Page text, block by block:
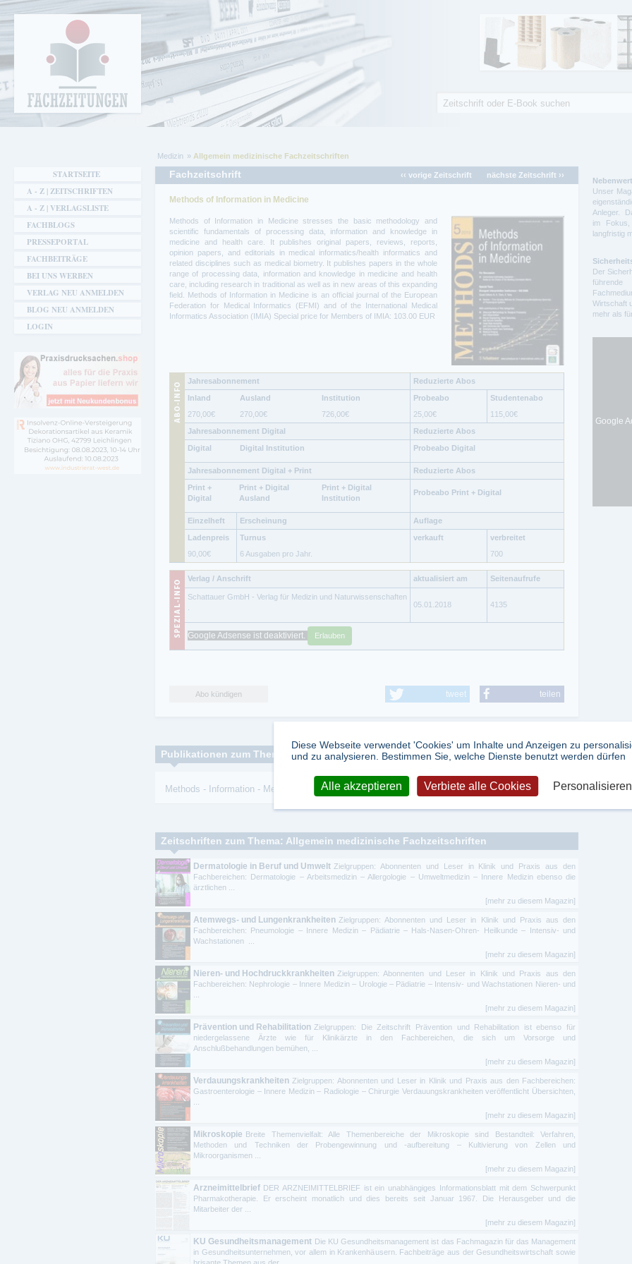
Fachzeitungen.de - Das unabhängige Portal
für Fachmagazine Fachpublikationen &
eBooks
Sie sind hier
Medizin Allgemein medizinische Fachzeitschriften
Fachzeitschrift ‹‹ vorige Zeitschrift nächste Zeitschrift ››
Methods of Information in Medicine
Methods of Information in Medicine stresses the basic methodology and
scientific fundamentals of processing data, information and knowledge in
medicine and health care. It publishes original papers, reviews, reports,
opinion papers, and editorials in medical informatics/health informatics and
related disciplines such as medical biometry. It publishes papers in the whole
range of processing data, information and knowledge in medicine and health
care, including research in traditional as well as in new areas of this expanding
field. Methods of Information in Medicine is an official journal of the European
Federation for Medical Informatics (EFMI) and of the International Medical
Informatics Association (IMIA) Special price for Members of IMIA: 103.00 EUR
Jahresabonnement
Reduzierte Abos
Inland
Ausland Institution Probeabo
Studentenabo
270,00€ 270,00€ 726,00€ 25,00€ 115,00€
Jahresabonnement Digital
Reduzierte Abos
Digital
Digital Institution Probeabo Digital
Jahresabonnement Digital + Print
Reduzierte Abos
Print +
Digital
Print + Digital
Ausland
Print + Digital
Institution
Probeabo Print + Digital
Einzelheft Erscheinung
Auflage
Ladenpreis
Turnus verkauft
verbreitet
90,00€ 6 Ausgaben pro Jahr. 700
Verlag / Anschrift aktualisiert am Seitenaufrufe
Schattauer GmbH - Verlag für Medizin und Naturwissenschaften
05.01.2018 4135
Google Adsense ist deaktiviert. Erlauben
Abo kündigen tweet teilen
Publikationen zum Thema:
Methods - Information - Medicine
Zeitschriften zum Thema: Allgemein medizinische Fachzeitschriften
Dermatologie in Beruf und Umwelt Zielgruppen: Abonnenten und Leser in Klinik und Praxis aus den
Fachbereichen: Dermatologie – Arbeitsmedizin – Allergologie – Umweltmedizin – Innere Medizin ebenso die
ärztlichen ...
[mehr zu diesem Magazin]
Atemwegs- und Lungenkrankheiten Zielgruppen: Abonnenten und Leser in Klinik und Praxis aus den
Fachbereichen: Pneumologie – Innere Medizin – Pädiatrie – Hals-Nasen-Ohren- Heilkunde – Intensiv- und
Wachstationen ...
[mehr zu diesem Magazin]
Nieren- und Hochdruckkrankheiten Zielgruppen: Abonnenten und Leser in Klinik und Praxis aus den
Fachbereichen: Nephrologie – Innere Medizin – Urologie – Pädiatrie – Intensiv- und Wachstationen Nieren- und
[mehr zu diesem Magazin]
Prävention und Rehabilitation Zielgruppen: Die Zeitschrift Prävention und Rehabilitation ist ebenso für
niedergelassene Ärzte wie für Klinikärzte in den Fachbereichen, die sich um Vorsorge und
Anschlußbehandlungen bemühen, ...
[mehr zu diesem Magazin]
Verdauungskrankheiten Zielgruppen: Abonnenten und Leser in Klinik und Praxis aus den Fachbereichen:
Gastroenterologie – Innere Medizin – Radiologie – Chirurgie Verdauungskrankheiten veröffentlicht Übersichten,
[mehr zu diesem Magazin]
Mikroskopie Breite Themenvielfalt: Alle Themenbereiche der Mikroskopie sind Bestandteil: Verfahren,
Methoden und Techniken der Probengewinnung und -aufbereitung – Kultivierung von Zellen und
Mikroorganismen ...
[mehr zu diesem Magazin]
Arzneimittelbrief DER ARZNEIMITTELBRIEF ist ein unabhängiges Informationsblatt mit dem Schwerpunkt
Pharmakotherapie. Er erscheint monatlich und dies bereits seit Januar 1967. Die Herausgeber und die
Mitarbeiter der ...
[mehr zu diesem Magazin]
KU Gesundheitsmanagement Die KU Gesundheitsmanagement ist das Fachmagazin für das Management
in Gesundheitsunternehmen, vor allem in Krankenhäusern. Fachbeiträge aus der Gesundheitswirtschaft sowie
STARTSEITE
A - Z | ZEITSCHRIFTEN
A - Z | VERLAGSLISTE
FACHBLOGS
PRESSEPORTAL
FACHBEITRÄGE
BEI UNS WERBEN
VERLAG NEU ANMELDEN
BLOG NEU ANMELDEN
LOGIN
Unser
Anleger.
im
langfristig
Der
führende
Wirtschaft
mehr als
Google
Diese Webseite verwendet 'Cookies' um Inhalte und Anzeigen zu
und zu analysieren. Bestimmen Sie, welche Dienste benutzt werden dürfen
Alle akzeptieren Verbiete alle Cookies Personalisieren